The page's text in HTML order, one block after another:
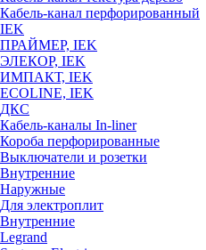
Кабель-канал перфорированный
IEK
ПРАЙМЕР, IEK
ЭЛЕКОР, IEK
ИМПАКТ, IEK
ECOLINE, IEK
ДКС
Кабель-каналы In-liner
Короба перфорированные
Выключатели и розетки
Внутренние
Наружные
Для электроплит
Внутренние
Legrand